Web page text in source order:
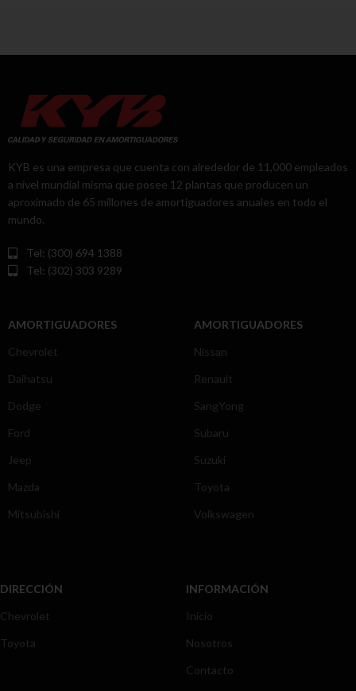
KYB es una empresa que cuenta con alrededor de 11,000 empleados
a nivel mundial misma que posee 12 plantas que producen un
aproximado de 65 millones de amortiguadores anuales en todo el
mundo.
Tel: (300) 694 1388
Tel: (302) 303 9289
AMORTIGUADORES
Chevrolet
Daihatsu
Dodge
Ford
Jeep
Mazda
Mitsubishi
AMORTIGUADORES
Nissan
Renault
SangYong
Subaru
Suzuki
Toyota
Volkswagen
DIRECCIÓN
Chevrolet
Toyota
INFORMACIÓN
Inicio
Nosotros
Contacto